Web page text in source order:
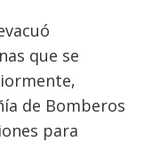
que se
de Bomberos
para